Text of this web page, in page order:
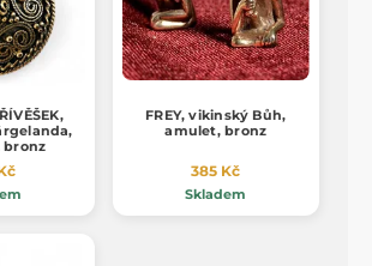
bronz
FREY, vikinský Bůh,
amulet, bronz
385 Kč
Skladem